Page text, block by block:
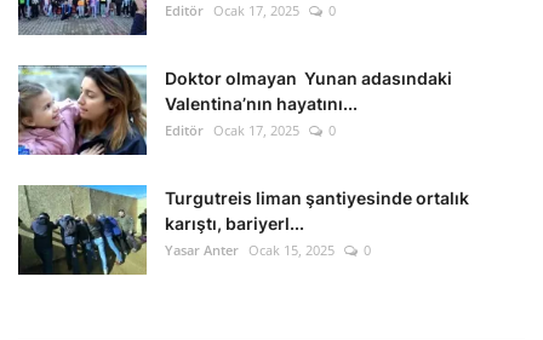
Editör Ocak 17, 2025 0
Doktor olmayan Yunan adasındaki
Valentina’nın hayatını...
Editör Ocak 17, 2025 0
Turgutreis liman şantiyesinde ortalık
karıştı, bariyerl...
Yasar Anter Ocak 15, 2025 0